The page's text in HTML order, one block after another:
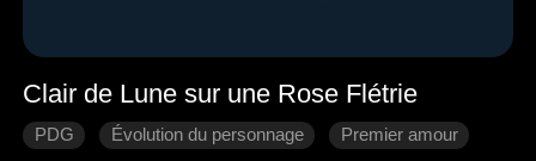
Clair de Lune sur une Rose Flétrie
PDG Évolution du personnage
Premier amour